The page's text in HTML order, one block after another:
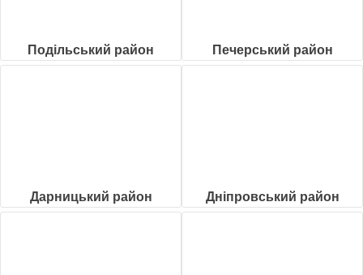
Подільський район Печерський район
Дарницький район Дніпровський район